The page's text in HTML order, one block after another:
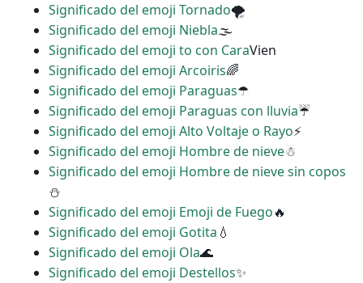
Significado del emoji Tornado🌪
Significado del emoji Niebla🌫
Significado del emoji to con CaraVien
Significado del emoji Arcoiris🌈
Significado del emoji Paraguas☂
Significado del emoji Paraguas con lluvia☔
Significado del emoji Alto Voltaje o Rayo⚡
Significado del emoji Hombre de nieve☃
Significado del emoji Hombre de nieve sin copos
⛄
Significado del emoji Emoji de Fuego🔥
Significado del emoji Gotita 💧
Significado del emoji Ola🌊
Significado del emoji Destellos✨